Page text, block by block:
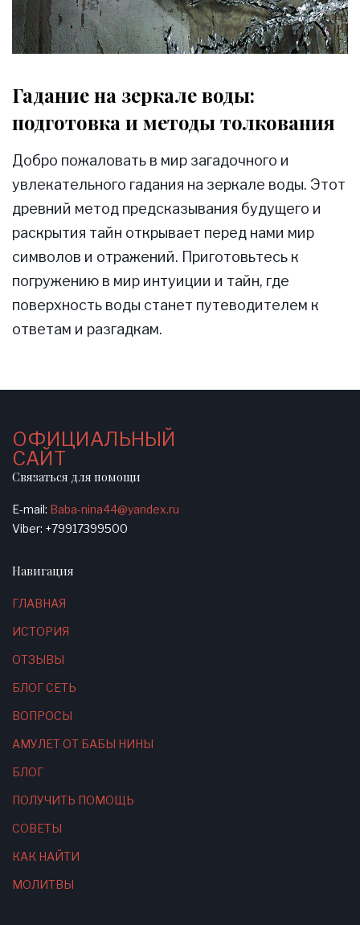
Гадание на зеркале воды:
подготовка и методы толкования
Добро пожаловать в мир загадочного и
увлекательного гадания на зеркале воды. Этот
древний метод предсказывания будущего и
раскрытия тайн открывает перед нами мир
символов и отражений. Приготовьтесь к
погружению в мир интуиции и тайн, где
поверхность воды станет путеводителем к
ответам и разгадкам.
ОФИЦИАЛЬНЫЙ
САЙТ
Связаться для помощи
E-mail: Baba-nina44@yandex.ru
Viber: +79917399500
Навигация
ГЛАВНАЯ
ИСТОРИЯ
ОТЗЫВЫ
БЛОГ СЕТЬ
ВОПРОСЫ
АМУЛЕТ ОТ БАБЫ НИНЫ
БЛОГ
ПОЛУЧИТЬ ПОМОЩЬ
СОВЕТЫ
КАК НАЙТИ
МОЛИТВЫ